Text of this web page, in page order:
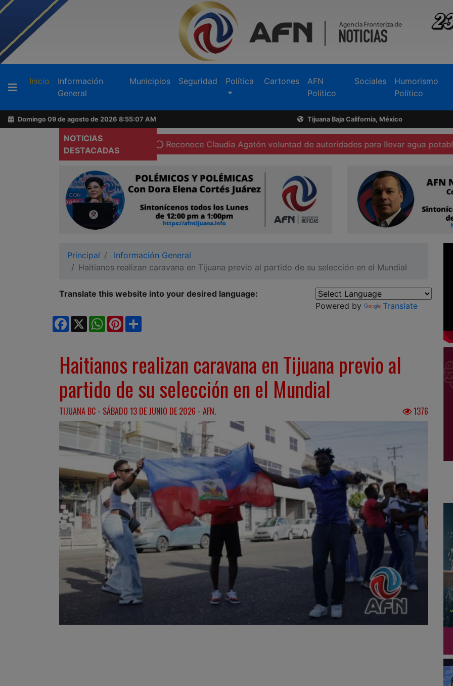
Inicio (current)
Información
General
Municipios Seguridad Política Cartones
AFN
Político
Sociales
Humorismo
Político
Domingo 09 de agosto de 2026 8:55:08 AM Tijuana Baja California, México
NOTICIAS
DESTACADAS
en Tecate Reconoce Claudia Agatón voluntad de autoridades para llevar agua potable a San Vicente
Principal
Información General
Haitianos realizan caravana en Tijuana previo al partido de su selección en el Mundial
Translate this website into your desired language:
Powered by
Translate
Facebook
X WhatsApp
Pinterest
Haitianos realizan caravana en Tijuana previo al
partido de su selección en el Mundial
TIJUANA BC - SÁBADO 13 DE JUNIO DE 2026 - AFN. 1376
Buscador
Acerca
de